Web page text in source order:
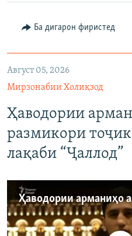
Ба дигарон фиристед
Август 05, 2026
Мирзонабии Холиқзод
Ҳаводории
размикори
лақаби “Ҷаллод”